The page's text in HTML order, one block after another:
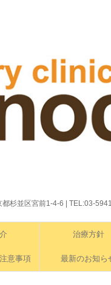
杉並区宮前1-4-6 | TEL:03-
治療方針
意事項 最新のお知ら